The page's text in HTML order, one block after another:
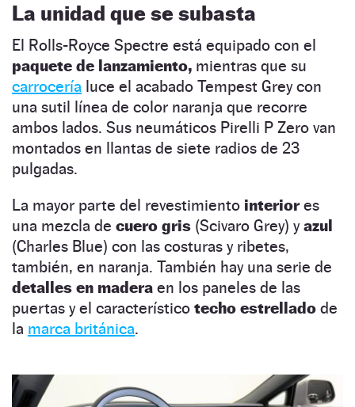
La unidad que se subasta
El Rolls-Royce Spectre está equipado con el
paquete de lanzamiento, mientras que su
carrocería luce el acabado Tempest Grey con
una sutil línea de color naranja que recorre
ambos lados. Sus neumáticos Pirelli P Zero van
montados en llantas de siete radios de 23
pulgadas.
La mayor parte del revestimiento interiores
una mezcla de cuero gris (Scivaro Grey) yazul
(Charles Blue) con las costuras y ribetes,
también, en naranja. También hay una serie de
detalles en madera en los paneles de las
puertas y el característico techo estrellado de
la marca británica.